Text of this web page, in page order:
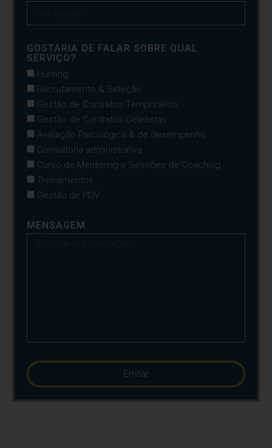
GOSTARIA DE FALAR SOBRE QUAL
SERVIÇO?
Hunting
Recrutamento & Seleção
Gestão de Contratos Temporários
Gestão de Contratos Celetistas
Avaliação Psicológica & de desempenho
Consultoria administrativa
Curso de Mentoring e Sessões de Coaching
Treinamentos
Gestão de PDV
MENSAGEM
Enviar